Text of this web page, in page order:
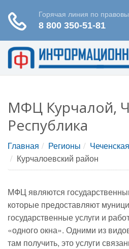
МФЦ Курчалой,
Республика
Главная Регионы
Курчалоевский район
МФЦ являются
которые предоставляют
государственные услуги и
«одного окна». Одними из
там получить, это услуги